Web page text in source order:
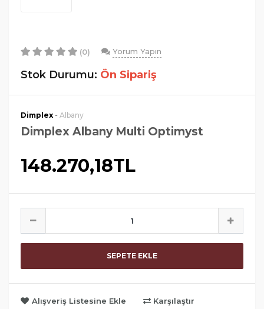
(0) Yorum Yapın
Stok Durumu: Ön Sipariş
Dimplex- Albany
Dimplex Albany Multi Optimyst
148.270,18TL
SEPETE EKLE
Alışveriş Listesine Ekle Karşılaştır